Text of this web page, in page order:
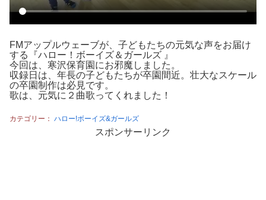
FMアップルウェーブが、子どもたちの元気な声をお届け
する『ハロー！ボーイズ＆ガールズ 』
今回は、寒沢保育園にお邪魔しました。
収録日は、年長の子どもたちが卒園間近。壮大なスケール
の卒園制作は必見です。
歌は、元気に２曲歌ってくれました！
カテゴリー： ハロー!ボーイズ&ガールズ
スポンサーリンク